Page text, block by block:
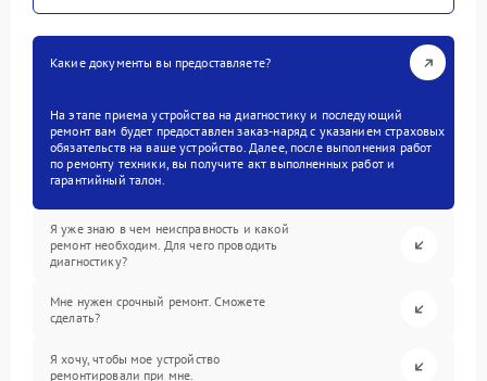
Какие документы вы предоставляете?
На этапе приема устройства на диагностику и последующий
ремонт вам будет предоставлен заказ-наряд с указанием страховых
обязательств на ваше устройство. Далее, после выполнения работ
по ремонту техники, вы получите акт выполненных работ и
гарантийный талон.
Я уже знаю в чем неисправность и какой
ремонт необходим. Для чего проводить
диагностику?
Мне нужен срочный ремонт. Сможете
сделать?
Я хочу, чтобы мое устройство
ремонтировали при мне.